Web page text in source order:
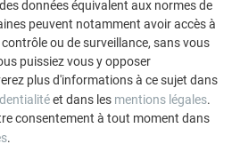
de longue date par le conseiller
la large gamme à travers
PREFA Academyde trois jours
Devoirs à Villeneuve d’Ascq.
pour leurs performances
et leur durabilité.
données équivalent aux normes de
peuvent notamment avoir accès à
ou de surveillance, sans vous
puissiez vous y opposer
plus d'informations à ce sujet dans
et dans les mentions légales.
consentement à tout moment dans
.